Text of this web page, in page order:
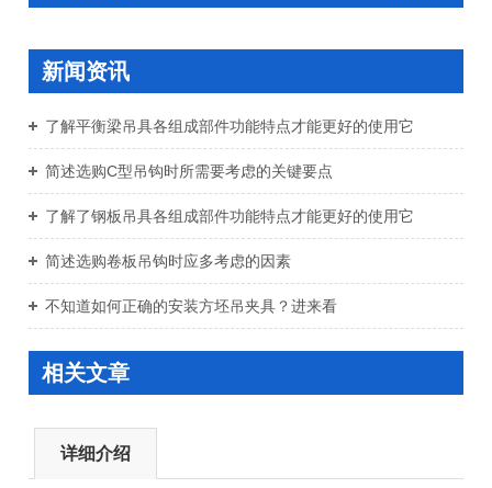
新闻资讯
了解平衡梁吊具各组成部件功能特点才能更好的使用它
简述选购C型吊钩时所需要考虑的关键要点
了解了钢板吊具各组成部件功能特点才能更好的使用它
简述选购卷板吊钩时应多考虑的因素
不知道如何正确的安装方坯吊夹具？进来看
相关文章
详细介绍